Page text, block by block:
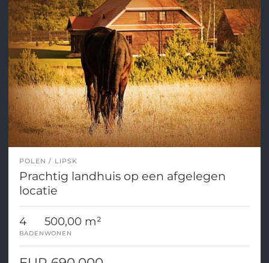
POLEN LIPSK
Prachtig landhuis op een afgelegen
locatie
4
BADEN
500,00 m²
WONEN